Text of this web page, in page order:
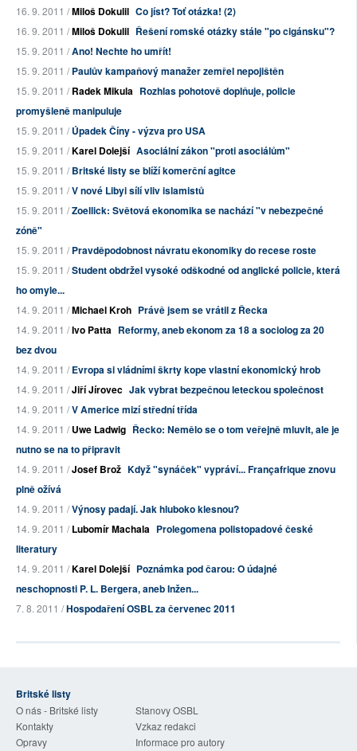
16. 9. 2011 /Miloš Dokulil Co jíst? Toť otázka! (2)
16. 9. 2011 /Miloš Dokulil Řešení romské otázky stále "po cigánsku"?
15. 9. 2011 /Ano! Nechte ho umřít!
15. 9. 2011 /Paulův kampaňový manažer zemřel nepojištěn
15. 9. 2011 /Radek Mikula Rozhlas pohotově doplňuje, policie
promyšleně manipuluje
15. 9. 2011 /Úpadek Číny - výzva pro USA
15. 9. 2011 /Karel Dolejší Asociální zákon "proti asociálům"
15. 9. 2011 /Britské listy se blíží komerční agitce
15. 9. 2011 /V nové Libyi sílí vliv islamistů
15. 9. 2011 /Zoellick: Světová ekonomika se nachází "v nebezpečné
zóně"
15. 9. 2011 /Pravděpodobnost návratu ekonomiky do recese roste
15. 9. 2011 /Student obdržel vysoké odškodné od anglické policie, která
ho omyle...
14. 9. 2011 /Michael Kroh Právě jsem se vrátil z Řecka
14. 9. 2011 /Ivo Patta Reformy, aneb ekonom za 18 a sociolog za 20
bez dvou
14. 9. 2011 /Evropa si vládními škrty kope vlastní ekonomický hrob
14. 9. 2011 /Jiří Jírovec Jak vybrat bezpečnou leteckou společnost
14. 9. 2011 /V Americe mizí střední třída
14. 9. 2011 /Uwe Ladwig Řecko: Nemělo se o tom veřejně mluvit, ale je
nutno se na to připravit
14. 9. 2011 /Josef Brož Když "synáček" vypráví... Françafrique znovu
plně ožívá
14. 9. 2011 /Výnosy padají. Jak hluboko klesnou?
14. 9. 2011 /Lubomír Machala Prolegomena polistopadové české
literatury
14. 9. 2011 /Karel Dolejší Poznámka pod čarou: O údajné
neschopnosti P. L. Bergera, aneb Inžen...
7. 8. 2011 /Hospodaření OSBL za červenec 2011
Britské listy
O nás - Britské listy
Stanovy OSBL
Kontakty
Vzkaz redakci
Opravy
Informace pro autory